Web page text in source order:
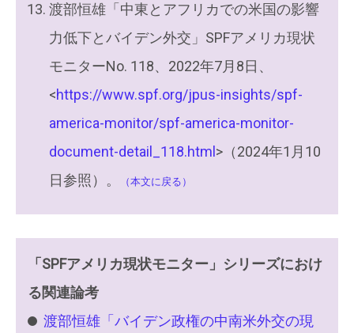
渡部恒雄「中東とアフリカでの米国の影響
力低下とバイデン外交」SPFアメリカ現状
モニターNo. 118、2022年7月8日、
<https://www.spf.org/jpus-insights/spf-
america-monitor/spf-america-monitor-
document-detail_118.html >（2024年1月10
日参照）。
（本文に戻る）
「SPFアメリカ現状モニター」シリーズにおけ
る関連論考
渡部恒雄「バイデン政権の中南米外交の現